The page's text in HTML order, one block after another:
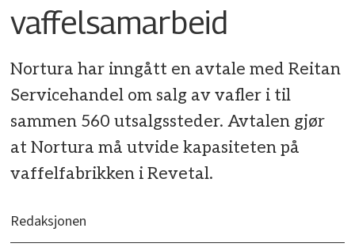
vaffelsamarbeid
Nortura har inngått en avtale med Reitan
Servicehandel om salg av vafler i til
sammen 560 utsalgssteder. Avtalen gjør
at Nortura må utvide kapasiteten på
vaffelfabrikken i Revetal.
Redaksjonen